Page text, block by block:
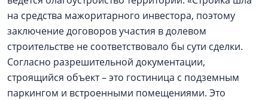
на средства мажоритарного инвестора, поэтому
заключение договоров участия в долевом
строительстве не соответствовало бы сути сделки.
Согласно разрешительной документации,
строящийся объект – это гостиница с подземным
паркингом и встроенными помещениями. Это